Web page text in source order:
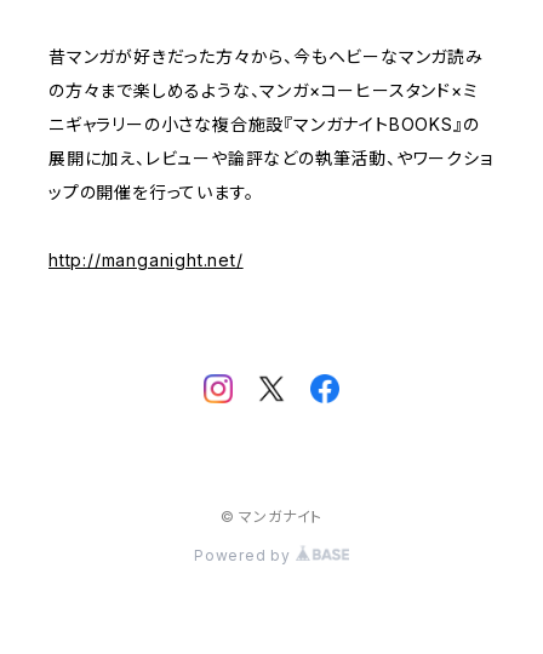
昔マンガが好きだった方々から、今もヘビーなマンガ読み
の方々まで楽しめるような、マンガ×コーヒースタンド×ミ
ニギャラリーの小さな複合施設『マンガナイトBOOKS』の
展開に加え、レビューや論評などの執筆活動、やワークショ
ップの開催を行っています。
http://manganight.net/
© マンガナイト
Powered by